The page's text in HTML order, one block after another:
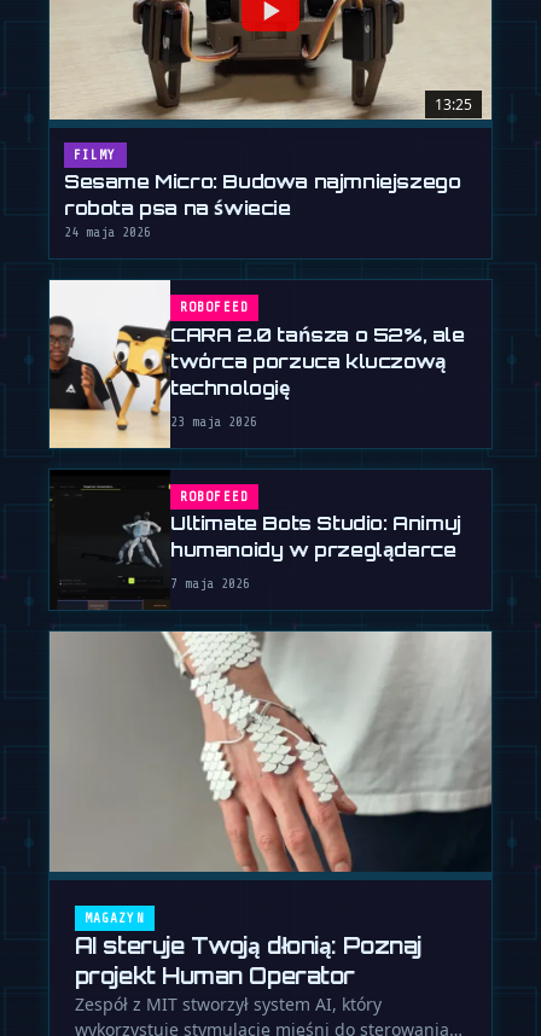
13:25
FILMY
Sesame Micro: Budowa najmniejszego
robota psa na świecie
24 maja 2026
ROBOFEED
CARA 2.0 tańsza o 52%, ale
twórca porzuca kluczową
technologię
23 maja 2026
ROBOFEED
Ultimate Bots Studio: Animuj
humanoidy w przeglądarce
7 maja 2026
MAGAZYN
AI steruje Twoją dłonią: Poznaj
projekt Human Operator
Zespół z MIT stworzył system AI, który
wykorzystuje stymulację mięśni do sterowania